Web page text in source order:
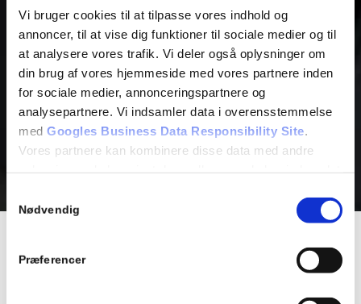
Vi bruger cookies til at tilpasse vores indhold og
annoncer, til at vise dig funktioner til sociale medier og til
at analysere vores trafik. Vi deler også oplysninger om
din brug af vores hjemmeside med vores partnere inden
for sociale medier, annonceringspartnere og
analysepartnere. Vi indsamler data i overensstemmelse
med Googles Business Data Responsibility Site
Vores partnere kan kombinere disse data med andre
Nødvendig
Præferencer
Få overblik over din ejendom
Ønsker du at sikre din bolig eller virksomhed med effektiv